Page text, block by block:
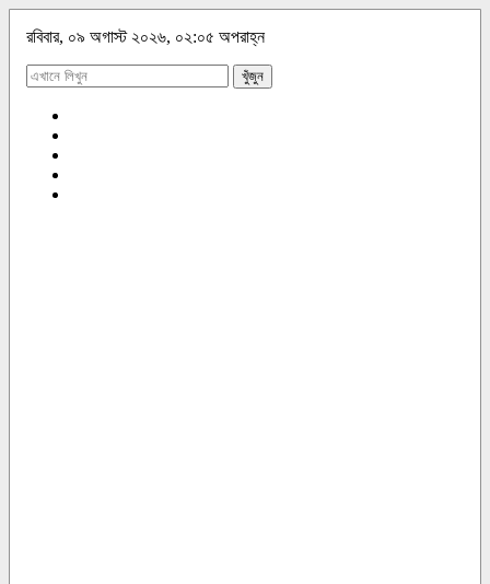
রবিবার, ০৯ অগাস্ট ২০২৬, ০২:০৫ অপরাহ্ন
খুঁজুন